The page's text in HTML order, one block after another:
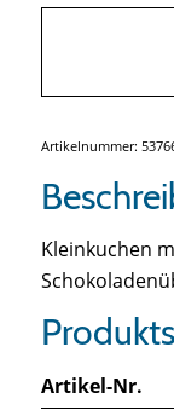
Artikelnummer:
Kleinkuchen
Artikel-Nr.